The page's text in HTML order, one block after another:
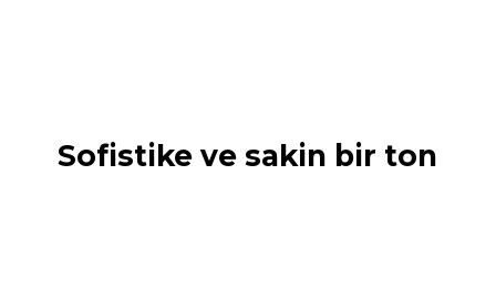
Sofistike ve sakin bir ton